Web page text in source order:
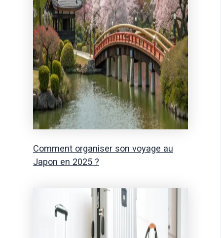
Comment organiser son voyage au
Japon en 2025 ?